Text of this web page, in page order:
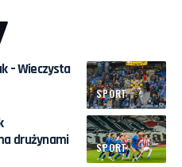
SPORT
– Wieczysta
SPORT
drużynami